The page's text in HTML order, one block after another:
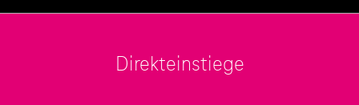
Direkteinstiege